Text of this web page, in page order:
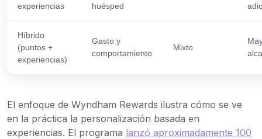
experiencias
huésped
Híbrido
(puntos +
experiencias)
Gasto y
comportamiento
Mixto
El enfoque de Wyndham Rewards ilustra cómo se ve
en la práctica la personalización basada en
experiencias. El programa lanzó aproximadamente 100